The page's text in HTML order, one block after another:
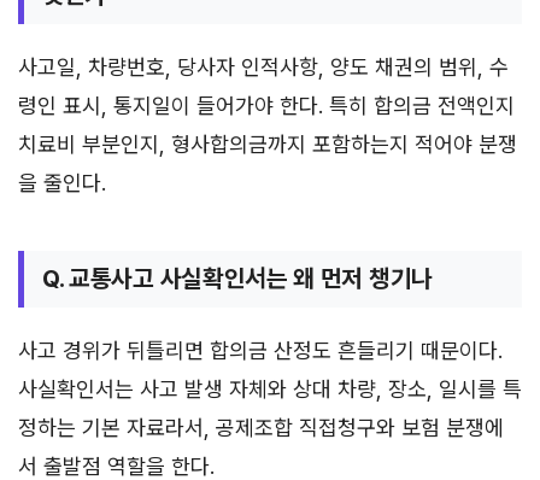
사고일, 차량번호, 당사자 인적사항, 양도 채권의 범위, 수
령인 표시, 통지일이 들어가야 한다. 특히 합의금 전액인지
치료비 부분인지, 형사합의금까지 포함하는지 적어야 분쟁
을 줄인다.
Q. 교통사고 사실확인서는 왜 먼저 챙기나
사고 경위가 뒤틀리면 합의금 산정도 흔들리기 때문이다.
사실확인서는 사고 발생 자체와 상대 차량, 장소, 일시를 특
정하는 기본 자료라서, 공제조합 직접청구와 보험 분쟁에
서 출발점 역할을 한다.